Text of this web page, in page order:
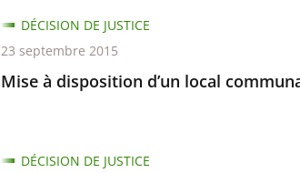
Mise à disposition d’un local
DÉCISION DE JUSTICE
23 septembre 2015
DÉCISION DE JUSTICE